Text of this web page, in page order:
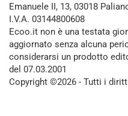
Emanuele II, 13, 03018
I.V.A. 03144800608
Ecoo.it non è una testata
aggiornato senza alcuna
considerarsi un prodotto
del 07.03.2001
Copyright ©2026 - Tutti i